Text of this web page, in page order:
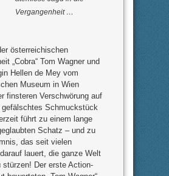
Vergangenheit …
österreichischen
„Cobra“ Tom Wagner und
Hellen de Mey vom
Museum in Wien
finsteren Verschwörung auf
gefälschtes Schmuckstück
führt zu einem lange
Schatz – und zu
das seit vielen
lauert, die ganze Welt
stürzen! Der erste Action-